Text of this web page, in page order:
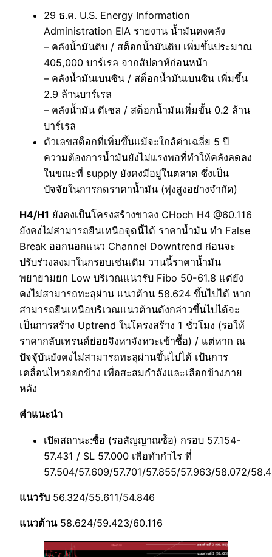
29 ธ.ค. U.S. Energy Information
Administration EIA รายงาน น้ำมันคงคลัง
– คลังน้ำมันดิบ / สต็อกน้ำมันดิบ เพิ่มขึ้นประมาณ
405,000 บาร์เรล จากสัปดาห์ก่อนหน้า
– คลังน้ำมันเบนซิน / สต็อกน้ำมันเบนซิน เพิ่มขึ้น
2.9 ล้านบาร์เรล
– คลังน้ำมัน ดีเซล / สต็อกน้ำมันเพิ่มขั้น 0.2 ล้าน
บาร์เรล
ตัวเลขสต็อกที่เพิ่มขึ้นแม้จะใกล้ค่าเฉลี่ย 5 ปี
ความต้องการน้ำมันยังไม่แรงพอที่ทำให้คลังลดลง
ในขณะที่ supply ยังคงมีอยู่ในตลาด ซึ่งเป็น
ปัจจัยในการกดราคาน้ำมัน (พุ่งสูงอย่างจำกัด)
H4/H1 ยังคงเป็นโครงสร้างขาลง CHoch H4 @60.116
ยังคงไม่สามารถยืนเหนือจุดนี้ได้ ราคาน้ำมัน ทำ False
Break ออกนอกแนว Channel Downtrend ก่อนจะ
ปรับร่วงลงมาในกรอบเช่นเดิม วานนี้ราคาน้ำมัน
พยายามยก Low บริเวณแนวรับ Fibo 50-61.8 แต่ยัง
คงไม่สามารถทะลุผ่าน แนวต้าน 58.624 ขึ้นไปได้ หาก
สามารถยืนเหนือบริเวณแนวต้านดังกล่าวขึ้นไปได้จะ
เป็นการสร้าง Uptrend ในโครงสร้าง 1 ชั่วโมง (รอให้
ราคากลับเทรนด์ย่อยจึงหาจังหวะเข้าซื้อ) / แต่หาก ณ
ปัจจุับันยังคงไม่สามารถทะลุผ่านขึ้นไปได้ เป้นการ
เคลื่อนไหวออกข้าง เพื่อสะสมกำลังและเลือกข้างภาย
หลัง
คำแนะนำ
เปิดสถานะ:ซื้อ (รอสัญญาณซ์้อ) กรอบ 57.154-
57.431 / SL 57.000 เพือทำกำไร ที่
57.504/57.609/57.701/57.855/57.963/58.072/
แนวรับ 56.324/55.611/54.846
แนวต้าน58.624/59.423/60.116